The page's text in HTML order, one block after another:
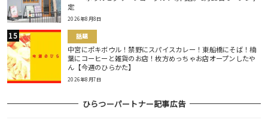
定
2026年8月8日
話題
中宮にポキボウル！禁野にスパイスカレー！東船橋にそば！楠
葉にコーヒーと雑貨のお店！枚方めっちゃお店オープンしたや
ん【今週のひらかた】
2026年8月7日
ひらつーパートナー記事広告